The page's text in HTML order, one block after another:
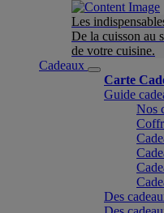
Les
De la cuisson au
de votre cuisine.
Cadeaux
Carte
Guide
Nos
Des